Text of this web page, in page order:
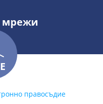
мрежи
правосъдие